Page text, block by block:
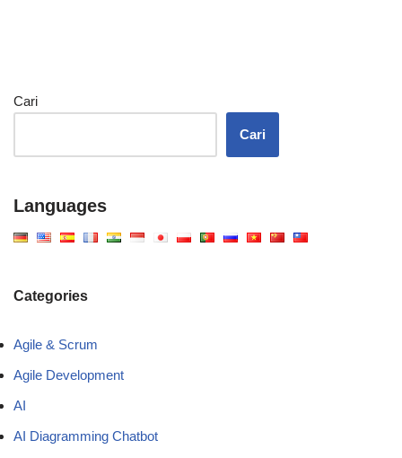
Cari
Cari
Languages
Categories
Agile & Scrum
Agile Development
AI
AI Diagramming Chatbot